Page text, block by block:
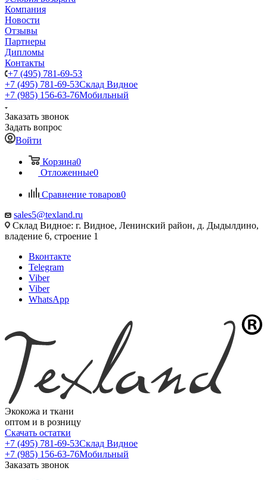
Компания
Новости
Отзывы
Партнеры
Дипломы
Контакты
+7 (495) 781-69-53
+7 (495) 781-69-53Склад Видное
+7 (985) 156-63-76Мобильный
Заказать звонок
Задать вопрос
Войти
Корзина0
Отложенные0
Сравнение товаров0
sales5@texland.ru
Склад Видное: г. Видное, Ленинский район, д. Дыдылдино,
владение 6, строение 1
Вконтакте
Telegram
Viber
Viber
WhatsApp
Экокожа и ткани
оптом и в розницу
Скачать остатки
+7 (495) 781-69-53Склад Видное
+7 (985) 156-63-76Мобильный
Заказать звонок